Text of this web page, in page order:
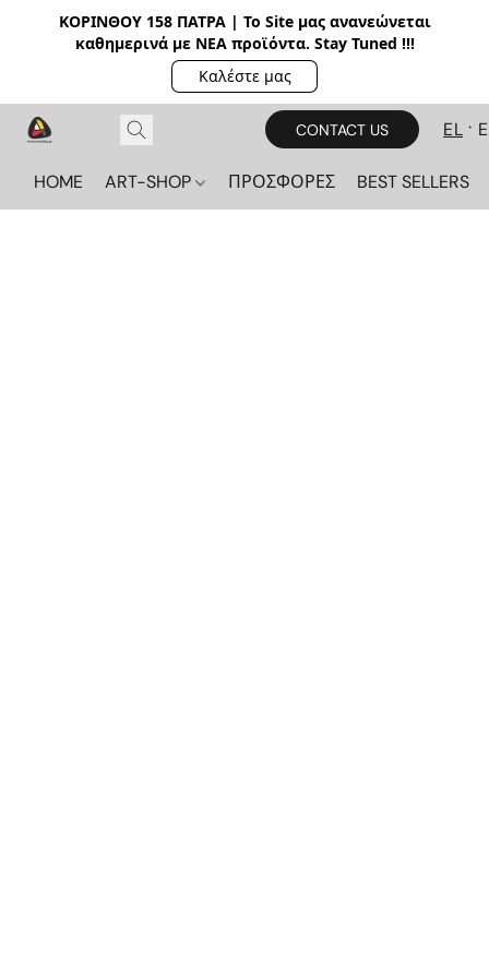
ΚΟΡΙΝΘΟΥ 158 ΠΑΤΡΑ | Το Site μας ανανεώνεται
καθημερινά με ΝΕΑ προϊόντα. Stay Tuned !!!
Καλέστε μας
CONTACT US EL
HOME ART-SHOP ΠΡΟΣΦΟΡΕΣ BEST SELLERS